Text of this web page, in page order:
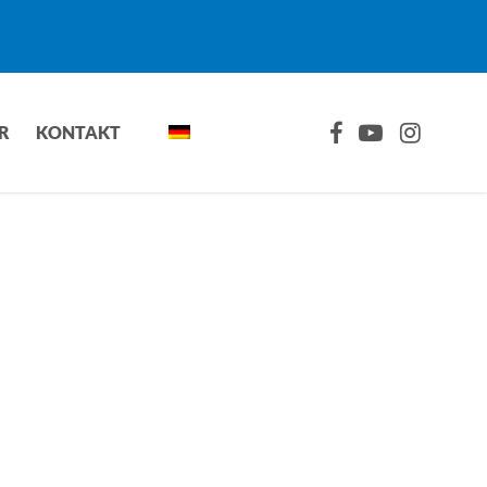
KONTAKT FACEBOOK
YOUTUBE